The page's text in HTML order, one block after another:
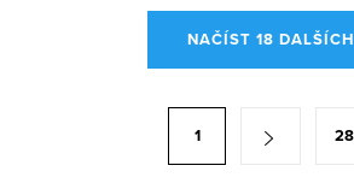
NAČÍST 18 DALŠÍCH
1 28